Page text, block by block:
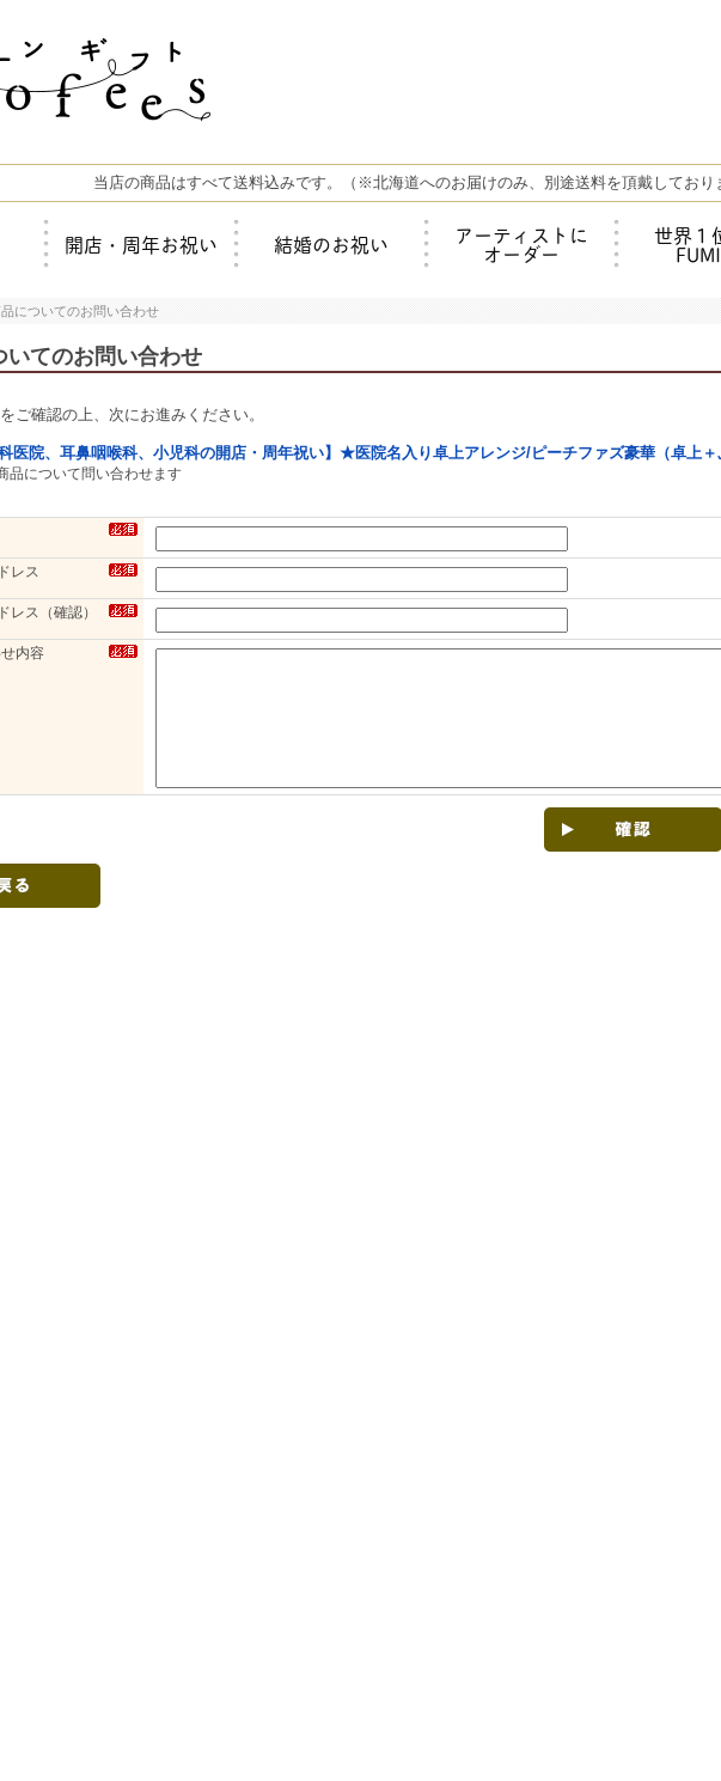
当店の商品はすべて送料込みです。（※北海道へのお届けのみ、別途送料を頂戴しており
開店・周年お祝い 結婚のお祝い アーティストに
オーダー
世界１
についてのお問い合わせ
いてのお問い合わせ
ご確認の上、次にお進みください。
科医院、耳鼻咽喉科、小児科の開店・周年祝い】★医院名入り卓上アレンジ/ピーチファズ豪華（卓上
品について問い合わせます
レス
レス（確認）
内容